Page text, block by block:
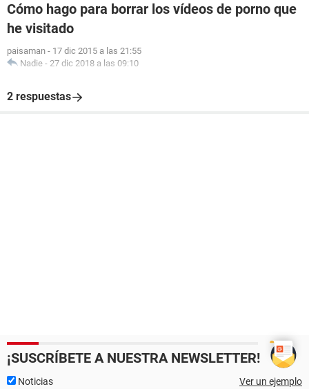
Cómo hago para borrar los vídeos de porno que
he visitado
paisaman - 17 dic 2015 a las 21:55
Nadie - 27 dic 2018 a las 09:10
2 respuestas
¡SUSCRÍBETE A NUESTRA NEWSLETTER!
Noticias Ver un ejemplo